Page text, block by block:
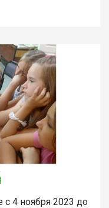
4 ноября 2023 до